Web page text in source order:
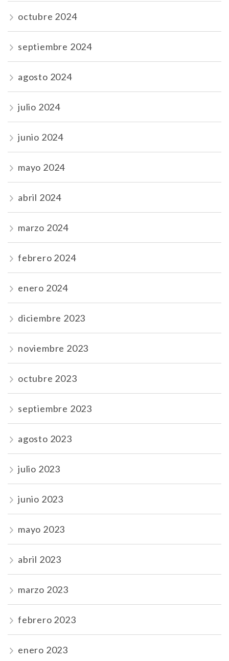
octubre 2024
septiembre 2024
agosto 2024
julio 2024
junio 2024
mayo 2024
abril 2024
marzo 2024
febrero 2024
enero 2024
diciembre 2023
noviembre 2023
octubre 2023
septiembre 2023
agosto 2023
julio 2023
junio 2023
mayo 2023
abril 2023
marzo 2023
febrero 2023
enero 2023